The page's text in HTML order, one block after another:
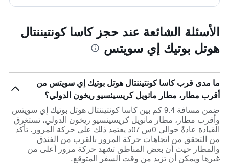
الأسئلة الشائعة عند حجز كاسا كونتيننتال
هوتل بوتيك إي سويتس
ما مدى قرب كاسا كونتيننتال هوتل بوتيك إي سويتس من
أقرب مطار، مطار مانويل كريسينسيو ريخون الدولي؟
ضمن مسافة 9.4 كم بين كاسا كونتيننتال هوتل بوتيك إي سويتس
وأقرب مطار، مطار مانويل كريسينسيو ريخون الدولي، تستغرق
القيادة عادةً حوالي 0س 07د يعتمد ذلك على حركة المرور. تأكد
من التحقق من اتجاهات حركة المرور بالقرب من الفندق
والمطار حيث أن بعض المناطق تشهد حركة مرور أعلى من
غيرها ويمكن أن تزيد من وقت السفر المتوقع.